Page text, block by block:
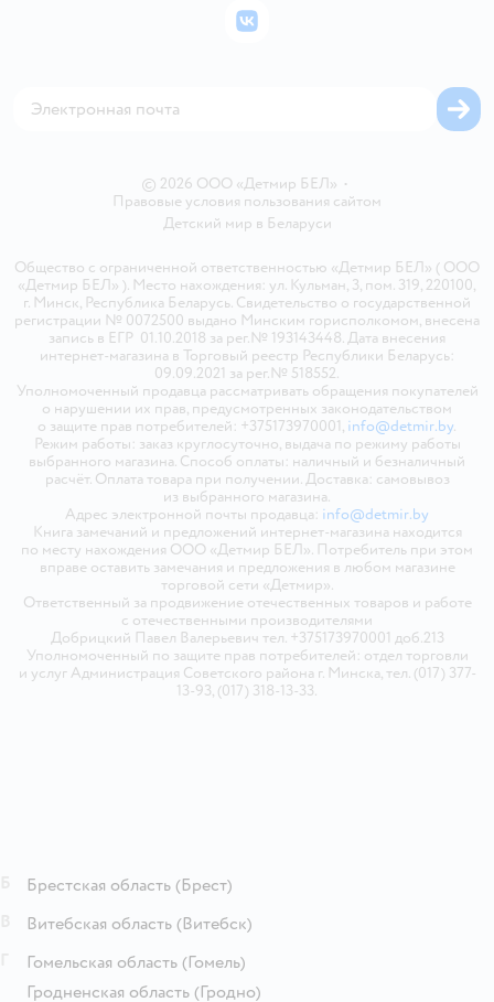
Политика использования файлов cookie
Бонусные карты
© 2026 ООО «Детмир БЕЛ» •
Правовые условия пользования сайтом
Детский мир в Беларуси
Общество с ограниченной ответственностью «Детмир БЕЛ» ( ООО
«Детмир БЕЛ» ). Место нахождения: ул. Кульман, 3, пом. 319, 220100,
г. Минск, Республика Беларусь. Свидетельство о государственной
регистрации № 0072500 выдано Минским горисполкомом, внесена
запись в ЕГР 01.10.2018 за рег.№ 193143448. Дата внесения
интернет-магазина в Торговый реестр Республики Беларусь:
09.09.2021 за рег.№ 518552.
Уполномоченный продавца рассматривать обращения покупателей
о нарушении их прав, предусмотренных законодательством
о защите прав потребителей: +375173970001, info@detmir.by.
Режим работы: заказ круглосуточно, выдача по режиму работы
выбранного магазина. Способ оплаты: наличный и безналичный
расчёт. Оплата товара при получении. Доставка: самовывоз
из выбранного магазина.
Адрес электронной почты продавца: info@detmir.by
Книга замечаний и предложений интернет-магазина находится
по месту нахождения ООО «Детмир БЕЛ». Потребитель при этом
вправе оставить замечания и предложения в любом магазине
торговой сети «Детмир».
Ответственный за продвижение отечественных товаров и работе
с отечественными производителями
Добрицкий Павел Валерьевич тел. +375173970001 доб.213
Уполномоченный по защите прав потребителей: отдел торговли
и услуг Администрация Советского района г. Минска, тел. (017) 377-
13-93, (017) 318-13-33.
ВКонтакте
Брестская область (Брест)
Витебская область (Витебск)
Гомельская область (Гомель)
Гродненская область (Гродно)